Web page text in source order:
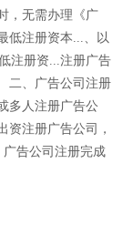
，无需办理《广
低注册资本...、以
注册资...注册广告
二、广告公司注册
多人注册广告公
注册广告公司，
告公司注册完成